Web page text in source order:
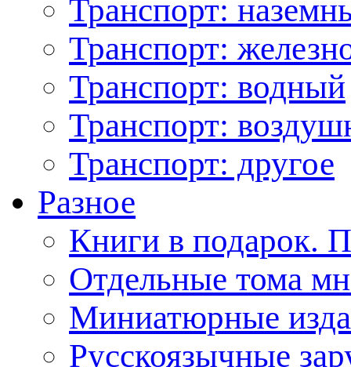
Транспорт:
Транспорт:
Транспорт: водный
Транспорт:
Транспорт: другое
Разное
Книги в подарок.
Отдельные тома
Миниатюрные
Русскоязычные